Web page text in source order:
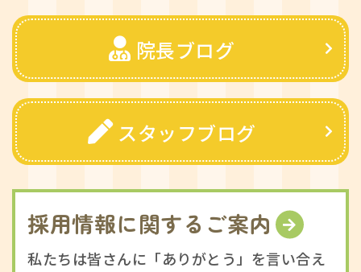
院長ブログ
スタッフブログ
採用情報に関するご案内
私たちは皆さんに「ありがとう」を言い合え